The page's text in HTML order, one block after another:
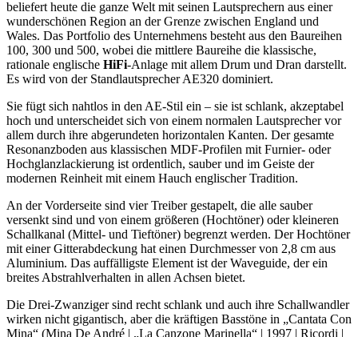
beliefert heute die ganze Welt mit seinen Lautsprechern aus einer
wunderschönen Region an der Grenze zwischen England und
Wales. Das Portfolio des Unternehmens besteht aus den Baureihen
100, 300 und 500, wobei die mittlere Baureihe die klassische,
rationale englische HiFi-Anlage mit allem Drum und Dran darstellt.
Es wird von der Standlautsprecher AE320 dominiert.
Sie fügt sich nahtlos in den AE-Stil ein – sie ist schlank, akzeptabel
hoch und unterscheidet sich von einem normalen Lautsprecher vor
allem durch ihre abgerundeten horizontalen Kanten. Der gesamte
Resonanzboden aus klassischen MDF-Profilen mit Furnier- oder
Hochglanzlackierung ist ordentlich, sauber und im Geiste der
modernen Reinheit mit einem Hauch englischer Tradition.
An der Vorderseite sind vier Treiber gestapelt, die alle sauber
versenkt sind und von einem größeren (Hochtöner) oder kleineren
Schallkanal (Mittel- und Tieftöner) begrenzt werden. Der Hochtöner
mit einer Gitterabdeckung hat einen Durchmesser von 2,8 cm aus
Aluminium. Das auffälligste Element ist der Waveguide, der ein
breites Abstrahlverhalten in allen Achsen bietet.
Die Drei-Zwanziger sind recht schlank und auch ihre Schallwandler
wirken nicht gigantisch, aber die kräftigen Basstöne in „Cantata Con
Mina“ (Mina De André | „La Canzone Marinella“ | 1997 | Ricordi |